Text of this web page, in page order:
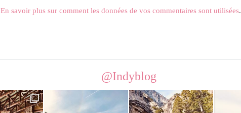
En savoir plus sur comment les données de vos commentaires sont utilisées.
@Indyblog